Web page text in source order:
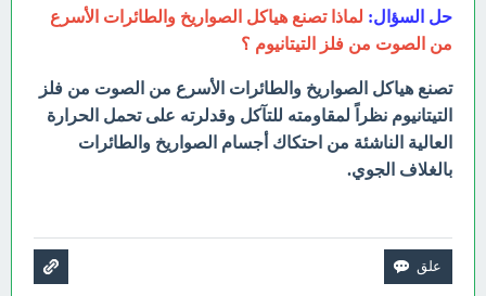
حل السؤال: لماذا تصنع هياكل الصواريخ والطائرات الأسرع
من الصوت من فلز التيتانيوم ؟
تصنع هياكل الصواريخ والطائرات الأسرع من الصوت من فلز
التيتانيوم نظراً لمقاومته للتآكل وقدلرته على تحمل الحرارة
العالية الناشئة من احتكاك أجسام الصواريخ والطائرات
بالغلاف الجوي.